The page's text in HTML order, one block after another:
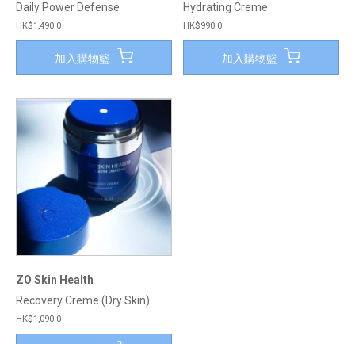
Daily Power Defense
HK$1,490.0
加入購物籃
Hydrating Creme
HK$990.0
加入購物籃
ZO Skin Health
Recovery Creme (Dry Skin)
HK$1,090.0